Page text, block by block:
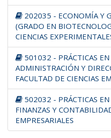
202035 - ECONOMÍA Y
(GRADO EN
CIENCIAS
501032 - PRÁCTICAS
ADMINISTRACIÓN Y
FACULTAD DE CIENCIAS
502032 - PRÁCTICAS
FINANZAS Y
EMPRESARIALES